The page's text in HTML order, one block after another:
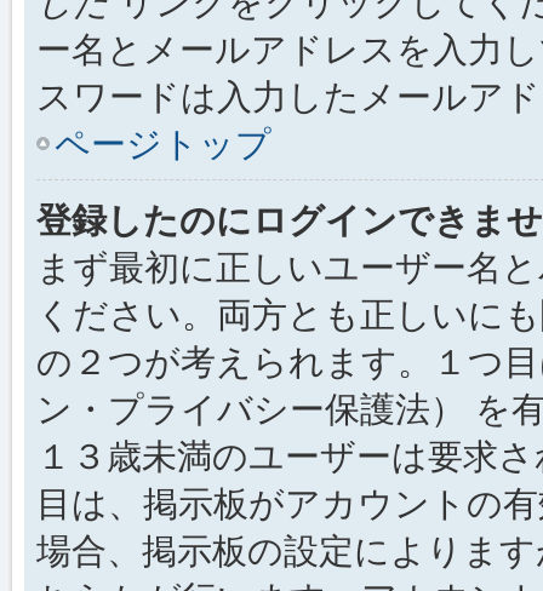
ー名とメールアドレスを入力
スワードは入力したメールア
ページトップ
登録したのにログインできま
まず最初に正しいユーザー名
ください。両方とも正しいに
の２つが考えられます。１つ
ン・プライバシー保護法） を
１３歳未満のユーザーは要求
目は、掲示板がアカウントの
場合、掲示板の設定によりま